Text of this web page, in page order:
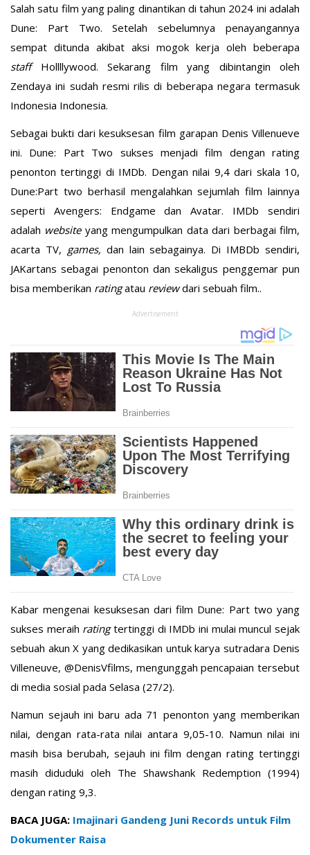
Salah satu film yang paling dinantikan di tahun 2024 ini adalah
Dune: Part Two. Setelah sebelumnya penayangannya
sempat ditunda akibat aksi mogok kerja oleh beberapa
staff Hollllywood. Sekarang film yang dibintangin oleh
Zendaya ini sudah resmi rilis di beberapa negara termasuk
Indonesia Indonesia.
Sebagai bukti dari kesuksesan film garapan Denis Villenueve
ini. Dune: Part Two sukses menjadi film dengan rating
penonton tertinggi di IMDb. Dengan nilai 9,4 dari skala 10,
Dune:Part two berhasil mengalahkan sejumlah film lainnya
seperti Avengers: Endgame dan Avatar. IMDb sendiri
adalah website yang mengumpulkan data dari berbagai film,
acarta TV, games, dan lain sebagainya. Di IMBDb sendiri,
JAKartans sebagai penonton dan sekaligus penggemar pun
bisa memberikan ratingatau reviewdari sebuah film..
Advertisement
Kabar mengenai kesuksesan dari film Dune: Part two yang
sukses meraih ratingtertinggi di IMDb ini mulai muncul sejak
sebuah akun X yang dedikasikan untuk karya sutradara Denis
Villeneuve, @DenisVfilms, mengunggah pencapaian tersebut
di media sosial pada Selasa (27/2).
Namun sejauh ini baru ada 71 penonton yang memberikan
nilai, dengan rata-rata nilai antara 9,05-10. Namun nilai ini
masih bisa berubah, sejauh ini film dengan rating tertinggi
masih diduduki oleh The Shawshank Redemption (1994)
dengan rating 9,3.
BACA JUGA: Imajinari Gandeng Juni Records untuk Film
Dokumenter Raisa